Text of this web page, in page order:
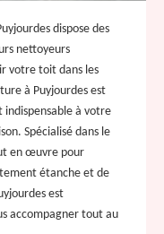
dispose des
nettoyeurs
votre toit dans les
à Puyjourdes est
indispensable à votre
Spécialisé dans le
en œuvre pour
étanche et de
est
accompagner tout au